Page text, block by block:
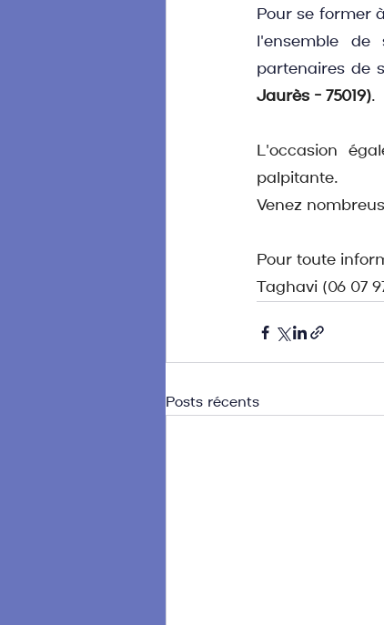
Pour se former
l'ensemble de
partenaires de
Jaurès - 75019).
L'occasion
palpitante.
Venez
Pour toute
Taghavi (06 07
Posts récents